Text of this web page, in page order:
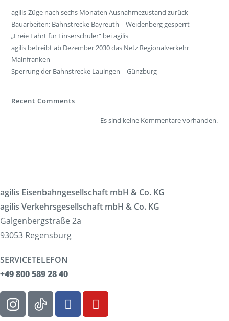
agilis-Züge nach sechs Monaten Ausnahmezustand zurück
Bauarbeiten: Bahnstrecke Bayreuth – Weidenberg gesperrt
„Freie Fahrt für Einserschüler“ bei agilis
agilis betreibt ab Dezember 2030 das Netz Regionalverkehr
Mainfranken
Sperrung der Bahnstrecke Lauingen – Günzburg
Recent Comments
Es sind keine Kommentare vorhanden.
agilis Eisenbahngesellschaft mbH & Co. KG
agilis Verkehrsgesellschaft mbH & Co. KG
Galgenbergstraße 2a
93053 Regensburg
SERVICETELEFON
+49 800 589 28 40